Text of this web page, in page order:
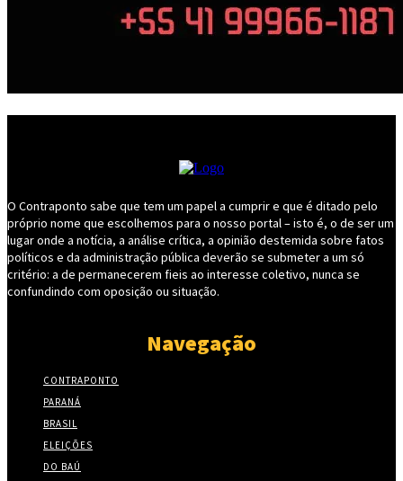
O Contraponto sabe que tem um papel a cumprir e que é ditado pelo
próprio nome que escolhemos para o nosso portal – isto é, o de ser um
lugar onde a notícia, a análise crítica, a opinião destemida sobre fatos
políticos e da administração pública deverão se submeter a um só
critério: a de permanecerem fieis ao interesse coletivo, nunca se
confundindo com oposição ou situação.
Navegação
CONTRAPONTO
PARANÁ
BRASIL
ELEIÇÕES
DO BAÚ